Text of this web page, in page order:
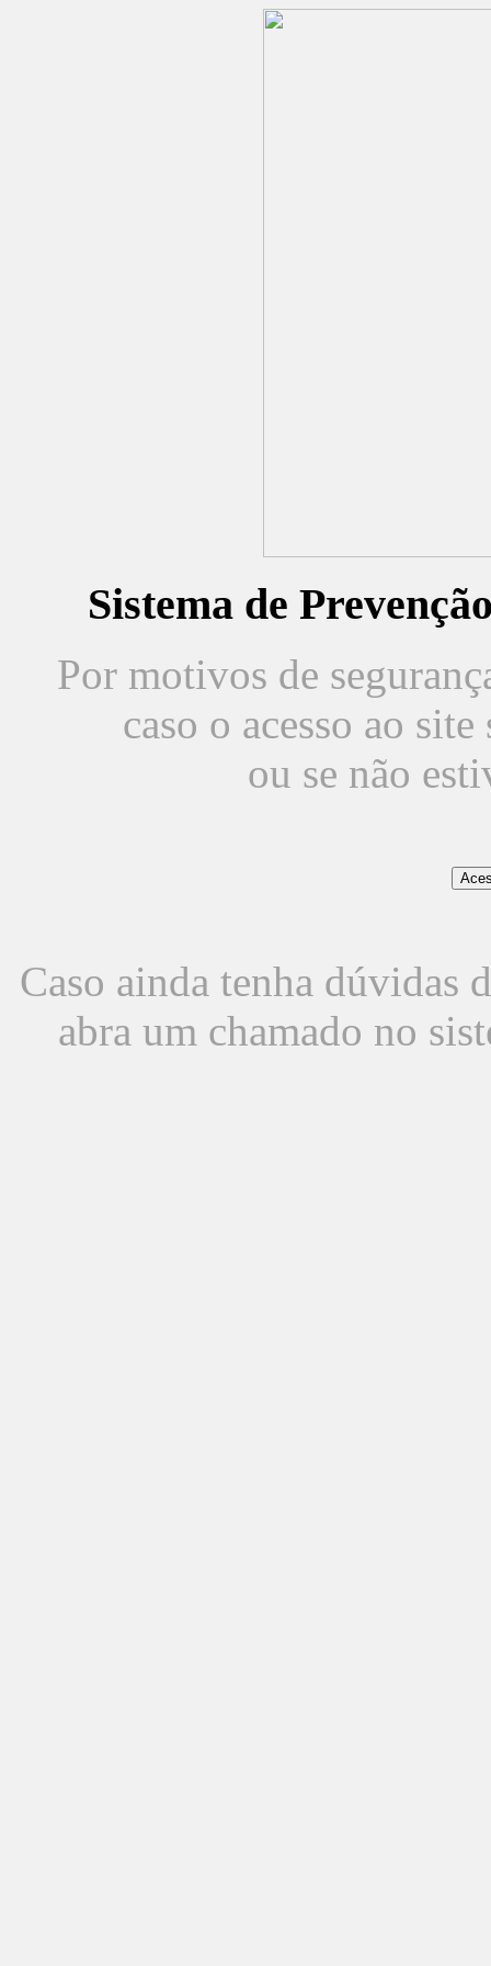
Sistema de
Por motivos de
caso o acesso ao
ou se não
Caso ainda tenha dúvidas
abra um chamado no